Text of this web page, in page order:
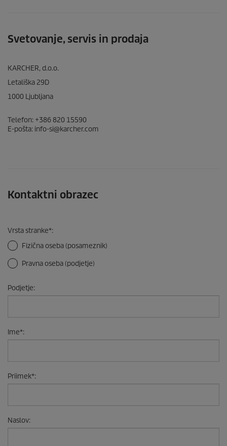
Svetovanje, servis in prodaja
KARCHER, d.o.o.
Letališka 29D
1000 Ljubljana
Telefon: +386 820 15590
E-pošta: info-si@karcher.com
Kontaktni obrazec
Vrsta stranke*:
Fizična oseba (posameznik)
Pravna oseba (podjetje)
Podjetje:
Ime*:
Priimek*:
Naslov: